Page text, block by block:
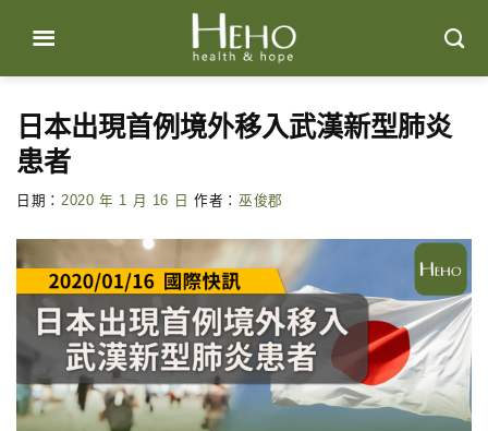
content
日本出現首例境外移入武漢新型肺炎
患者
日期： 2020 年 1 月 16 日 作者： 巫俊郡